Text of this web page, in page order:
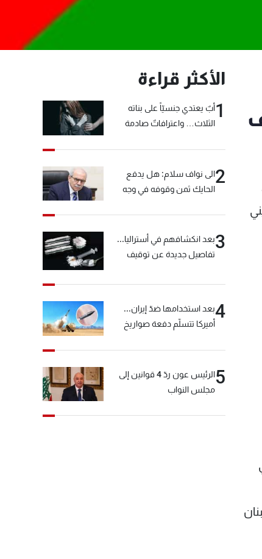
الأكثر قراءة
1أبٌ يعتدي جنسيّاً على بناته
الثلاث… واعترافاتٌ صادمة
2الى نواف سلام: هل يدفع
الحايك ثمن وقوفه في وجه
3بعد انكشافهم في أستراليا...
تفاصيل جديدة عن توقيف
4بعد استخدامها ضدّ إيران...
أميركا تتسلّم دفعة صواريخ
5
الرئيس عون ردّ 4 قوانين إلى
مجلس النواب